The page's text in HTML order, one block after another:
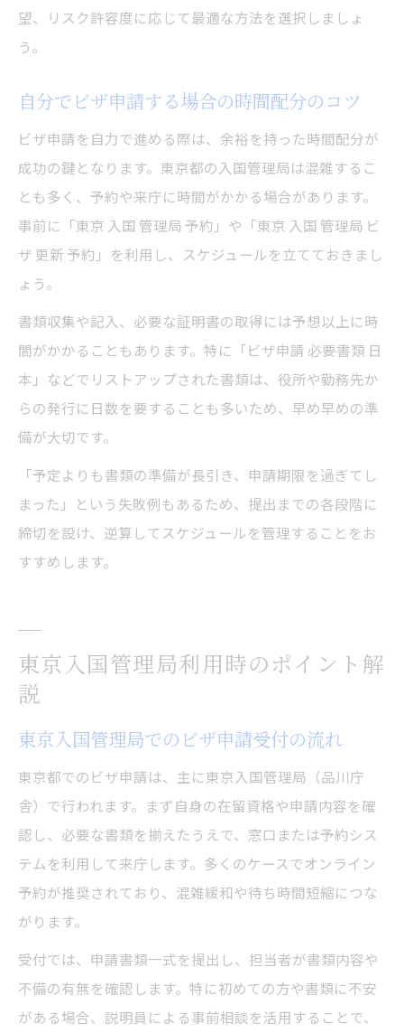
望、リスク許容度に応じて最適な方法を選択しましょ
う。
自分でビザ申請する場合の時間配分のコツ
ビザ申請を自力で進める際は、余裕を持った時間配分が
成功の鍵となります。東京都の入国管理局は混雑するこ
とも多く、予約や来庁に時間がかかる場合があります。
事前に「東京 入国 管理局 予約」や「東京 入国 管理局 ビ
ザ 更新 予約」を利用し、スケジュールを立てておきまし
ょう。
書類収集や記入、必要な証明書の取得には予想以上に時
間がかかることもあります。特に「ビザ申請 必要書類 日
本」などでリストアップされた書類は、役所や勤務先か
らの発行に日数を要することも多いため、早め早めの準
備が大切です。
「予定よりも書類の準備が長引き、申請期限を過ぎてし
まった」という失敗例もあるため、提出までの各段階に
締切を設け、逆算してスケジュールを管理することをお
すすめします。
東京入国管理局利用時のポイント解
説
東京入国管理局でのビザ申請受付の流れ
東京都でのビザ申請は、主に東京入国管理局（品川庁
舎）で行われます。まず自身の在留資格や申請内容を確
認し、必要な書類を揃えたうえで、窓口または予約シス
テムを利用して来庁します。多くのケースでオンライン
予約が推奨されており、混雑緩和や待ち時間短縮につな
がります。
受付では、申請書類一式を提出し、担当者が書類内容や
不備の有無を確認します。特に初めての方や書類に不安
がある場合、説明員による事前相談を活用することで、